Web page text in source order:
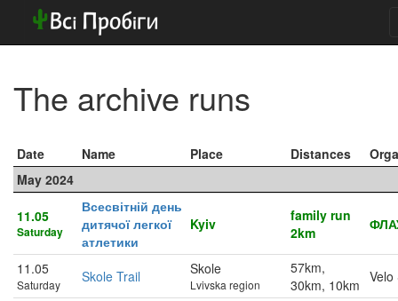
The archive runs
Date Name Place Distances
May 2024
11.05
Saturday
Всесвітній день
дитячої легкої
атлетики
Kyiv
family run
2km
11.05
Saturday Skole Trail Skole
Lvivska region
57km,
30km, 10km Velo